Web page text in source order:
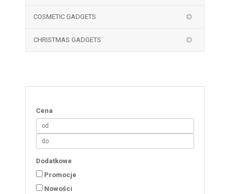
COSMETIC GADGETS
CHRISTMAS GADGETS
Cena
Dodatkowe
Promocje
Nowości